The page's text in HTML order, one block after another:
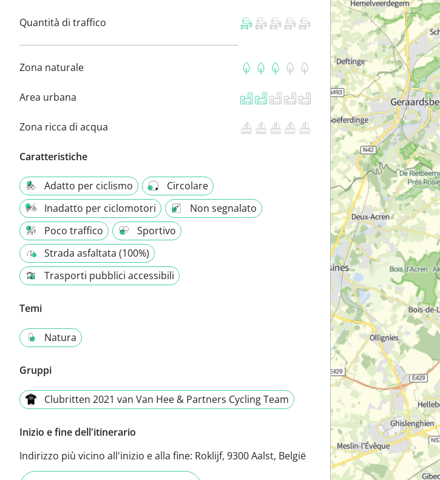
Quantità di traffico
Zona naturale
Area urbana
Zona ricca di acqua
Caratteristiche
Adatto per ciclismo
Circolare
Inadatto per ciclomotori
Non segnalato
Poco traffico
Sportivo
Strada asfaltata (100%)
Trasporti pubblici accessibili
Temi
Natura
Gruppi
Clubritten 2021 van Van Hee & Partners Cycling Team
Inizio e fine dell'itinerario
Indirizzo più vicino all'inizio e alla fine: Roklijf, 9300 Aalst, België